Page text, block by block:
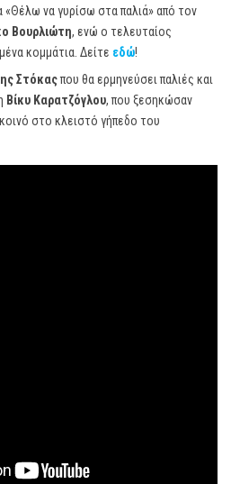
«Θέλω να γυρίσω στα παλιά» από τον
Βουρλιώτη, ενώ ο τελευταίος
κομμάτια. Δείτε εδώ!
Στόκαςπου θα ερμηνεύσει παλιές και
Βίκυ Καρατζόγλου, που ξεσηκώσαν
στο κλειστό γήπεδο του